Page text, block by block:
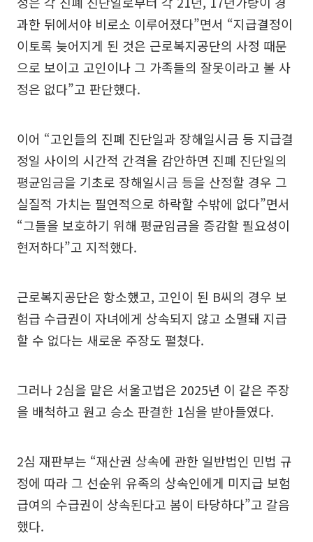
과한 뒤에서야 비로소 이루어졌다”면서 “지급결정이
이토록 늦어지게 된 것은 근로복지공단의 사정 때문
으로 보이고 고인이나 그 가족들의 잘못이라고 볼 사
정은 없다”고 판단했다.
이어 “고인들의 진폐 진단일과 장해일시금 등 지급결
정일 사이의 시간적 간격을 감안하면 진폐 진단일의
평균임금을 기초로 장해일시금 등을 산정할 경우 그
실질적 가치는 필연적으로 하락할 수밖에 없다”면서
“그들을 보호하기 위해 평균임금을 증감할 필요성이
현저하다”고 지적했다.
근로복지공단은 항소했고, 고인이 된 B씨의 경우 보
험급 수급권이 자녀에게 상속되지 않고 소멸돼 지급
할 수 없다는 새로운 주장도 펼쳤다.
그러나 2심을 맡은 서울고법은 2025년 이 같은 주장
을 배척하고 원고 승소 판결한 1심을 받아들였다.
2심 재판부는 “재산권 상속에 관한 일반법인 민법 규
정에 따라 그 선순위 유족의 상속인에게 미지급 보험
급여의 수급권이 상속된다고 봄이 타당하다”고 갈음
했다.